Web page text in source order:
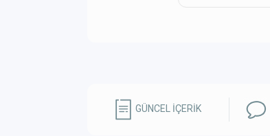
GÜNCEL İÇERİK